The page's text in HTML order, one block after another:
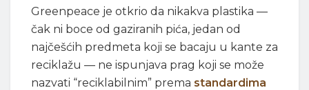
Greenpeace je otkrio da nikakva plastika —
čak ni boce od gaziranih pića, jedan od
najčešćih predmeta koji se bacaju u kante za
reciklažu — ne ispunjava prag koji se može
nazvati “reciklabilnim” prema standardima